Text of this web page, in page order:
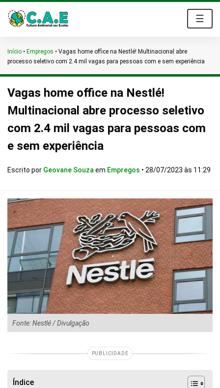
☰
Início • Empregos • Vagas home office na Nestlé! Multinacional abre
processo seletivo com 2.4 mil vagas para pessoas com e sem experiência
Vagas home office na Nestlé!
Multinacional abre processo seletivo
com 2.4 mil vagas para pessoas com
e sem experiência
Escrito por Geovane Souza em Empregos • 28/07/2023 às 11:29
Fonte: Nestlé / Divulgação
PUBLICIDADE
Índice